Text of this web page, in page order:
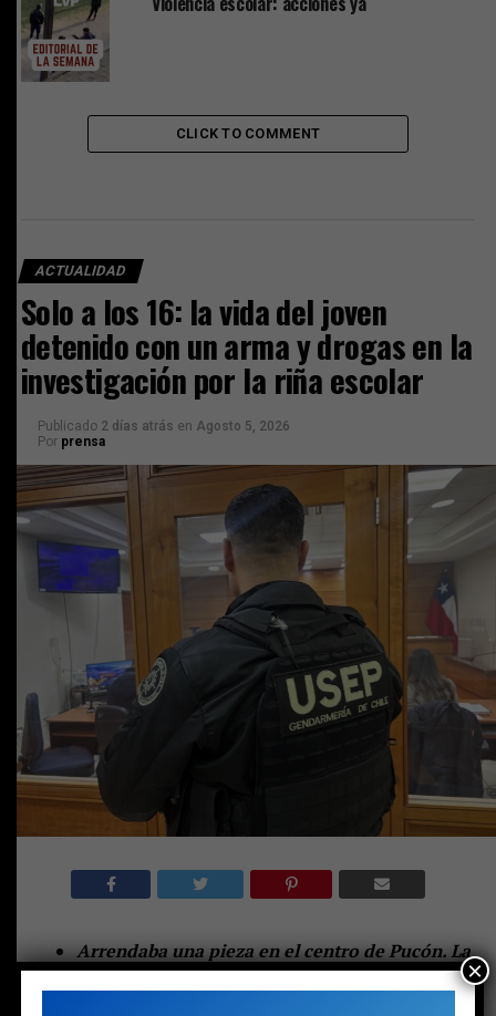
CLICK TO COMMENT
ACTUALIDAD
Solo a los 16: la vida del joven
detenido con un arma y drogas en la
investigación por la riña escolar
Publicado 2 días atrás en Agosto 5, 2026
Por prensa
Arrendaba una pieza en el centro de Pucón. La
policía encontró un arma, balas, drogas y
×